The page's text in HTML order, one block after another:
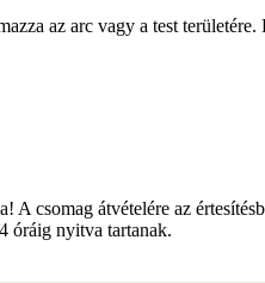
az arc vagy a test
csomag átvételére az
óráig nyitva tartanak.